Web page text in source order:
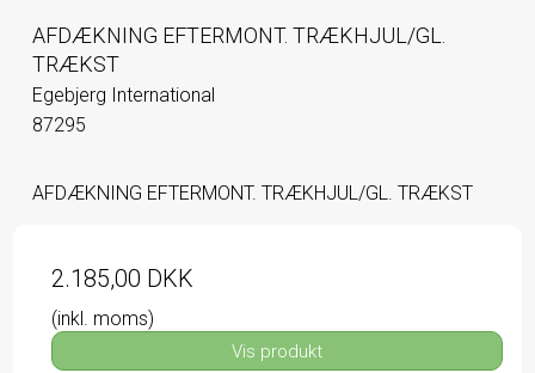
AFDÆKNING EFTERMONT. TRÆKHJUL/GL.
TRÆKST
Egebjerg International
87295
AFDÆKNING EFTERMONT. TRÆKHJUL/GL. TRÆKST
2.185,00 DKK
(inkl. moms)
Vis produkt